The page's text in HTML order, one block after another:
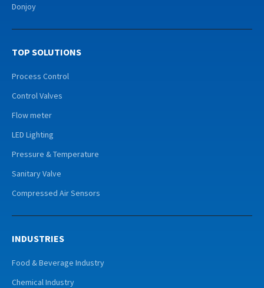
Donjoy
TOP SOLUTIONS
Process Control
Control Valves
Flow meter
LED Lighting
Pressure & Temperature
Sanitary Valve
Compressed Air Sensors
INDUSTRIES
Food & Beverage Industry
Chemical Industry